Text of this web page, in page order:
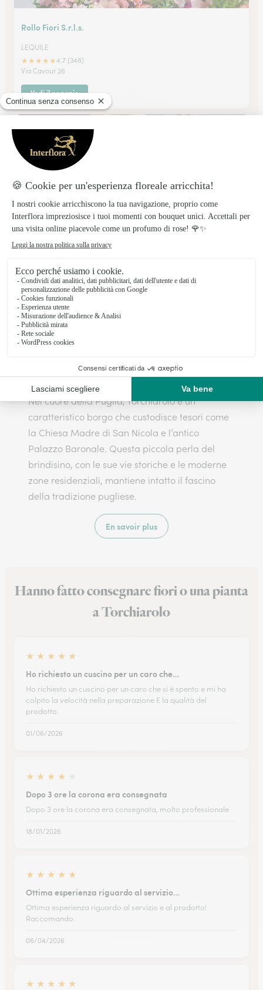
Rollo Fiori S.r.l.s.
LEQUILE
★★★★★4.7 (348)
Via Cavour 26
Vedi il negozio
My Cesarina
★★★★★3 (2)
Vedi il negozio
Consegna fiori a Torchiarolo: il tuo
fiorista di fiducia
Nel cuore della Puglia, Torchiarolo è un
caratteristico borgo che custodisce tesori come
la Chiesa Madre di San Nicola e l’antico
Palazzo Baronale. Questa piccola perla del
brindisino, con le sue vie storiche e le moderne
zone residenziali, mantiene intatto il fascino
della tradizione pugliese.
En savoir plus
Hanno fatto consegnare fiori o una pianta
a Torchiarolo
★ ★ ★ ★ ★
Ho richiesto un cuscino per un caro che…
Ho richiesto un cuscino per un caro che si è spento e mi ha
colpito la velocità nella preparazione E la qualità del
prodotto.
01/06/2026
★ ★ ★ ★
Dopo 3 ore la corona era consegnata
Dopo 3 ore la corona era consegnata, molto professionale
18/01/2026
★ ★ ★ ★ ★
Ottima esperienza riguardo al servizio…
Ottima esperienza riguardo al servizio e al prodotto!
Raccomando.
06/04/2026
★ ★ ★ ★ ★